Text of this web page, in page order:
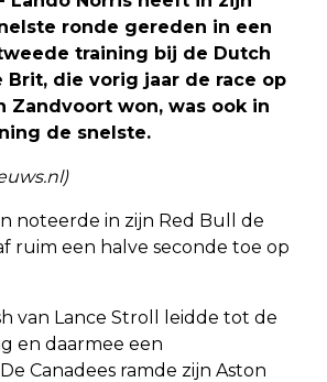
ronde gereden in een
training bij de Dutch
Brit, die vorig jaar de race op
Zandvoort won, was ook in
de snelste.
noteerde in zijn Red Bull de
ruim een halve seconde toe op
van Lance Stroll leidde tot de
en daarmee een
Canadees ramde zijn Aston